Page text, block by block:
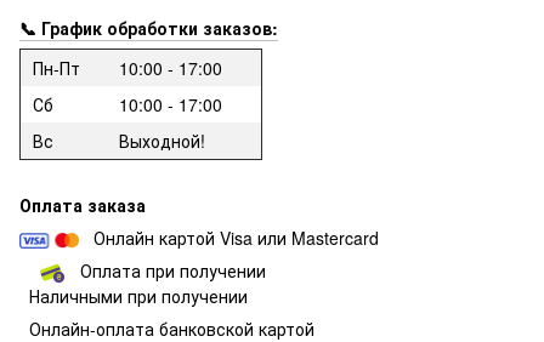
📞 График обработки заказов:
Пн-Пт
10:00 - 17:00
Сб
10:00 - 17:00
Вс
Выходной!
Оплата заказа
Онлайн картой Visa или Mastercard
Оплата при получении
Наличными при получении
Онлайн-оплата банковской картой